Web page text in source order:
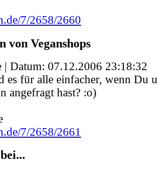
7/2658/2660
Veganshops
| Datum: 07.12.2006 23:18:32
es für alle einfacher, wenn Du
angefragt hast? :o)
7/2658/2661